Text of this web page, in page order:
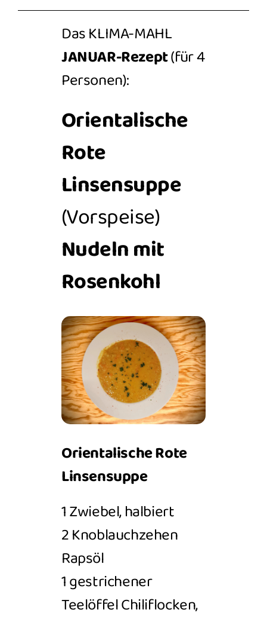
Das KLIMA-MAHL
JANUAR-Rezept(für 4
Personen):
Orientalische
Rote
Linsensuppe
(Vorspeise)
Nudeln mit
Rosenkohl
Orientalische Rote
Linsensuppe
1 Zwiebel, halbiert
2 Knoblauchzehen
Rapsöl
1 gestrichener
Teelöffel Chiliflocken,